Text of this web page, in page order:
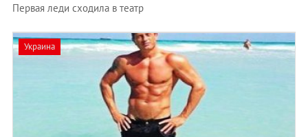
Первая леди сходила в театр
Украина